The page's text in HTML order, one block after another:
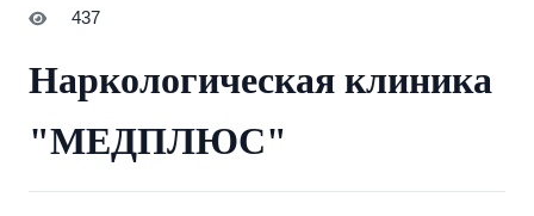
437
Наркологическая клиника
"МЕДПЛЮС"